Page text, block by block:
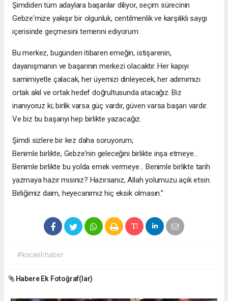
Şimdiden tüm adaylara başarılar diliyor, seçim sürecinin
Gebze'mize yakışır bir olgunluk, centilmenlik ve karşılıklı saygı
içerisinde geçmesini temenni ediyorum.
Bu merkez, bugünden itibaren emeğin, istişarenin,
dayanışmanın ve başarının merkezi olacaktır. Her kapıyı
samimiyetle çalacak, her üyemizi dinleyecek, her adımımızı
ortak akıl ve ortak hedef doğrultusunda atacağız. Biz
inanıyoruz ki; birlik varsa güç vardır, güven varsa başarı vardır.
Ve biz bu başarıyı hep birlikte yazacağız.
Şimdi sizlere bir kez daha soruyorum;
Benimle birlikte, Gebze'nin geleceğini birlikte inşa etmeye...
Benimle birlikte bu yolda emek vermeye... Benimle birlikte tarih
yazmaya hazır mısınız? Hazırsanız, Allah yolumuzu açık etsin.
Birliğimiz daim, heyecanımız hiç eksik olmasın.”
#kocaeli haber
Habere Ek Fotoğraf(lar)